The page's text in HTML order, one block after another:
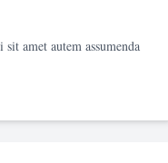
amet autem assumenda